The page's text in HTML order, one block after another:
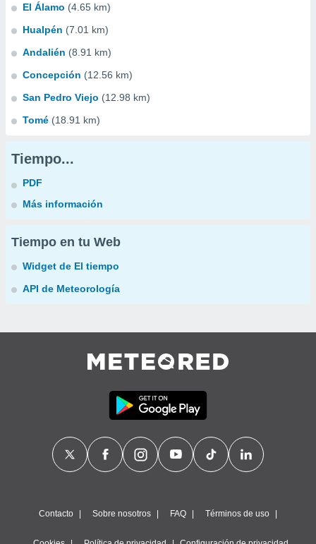
El Álamo (4.65 km)
Hualpén (7.01 km)
Andalién (8.91 km)
Concepción (12.56 km)
San Pedro Viejo (12.98 km)
Tomé (18.91 km)
Tiempo...
PDF
Más información
Tiempo en tu Web
Widget de El tiempo
API de Meteorología
Contacto Sobre nosotros FAQ Términos de uso